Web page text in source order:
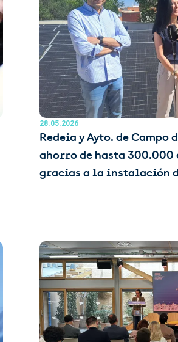
28.05.2026
Redeia y Ayto. de
ahorro de hasta
gracias a la instalación